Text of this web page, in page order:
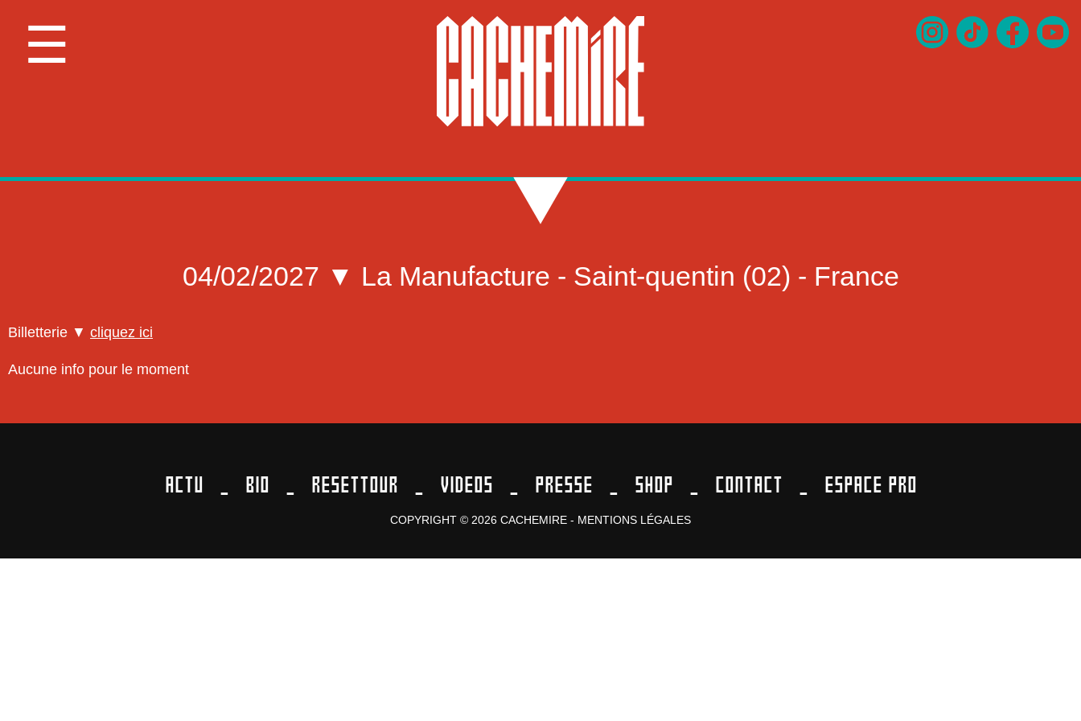
☰
04/02/2027 ▼ La Manufacture - Saint-quentin (02) - France
Billetterie ▼ cliquez ici
Aucune info pour le moment
ACTU BIO RESETTOUR VIDEOS PRESSE SHOP CONTACT ESPACE PRO
COPYRIGHT © 2026 CACHEMIRE - MENTIONS LÉGALES